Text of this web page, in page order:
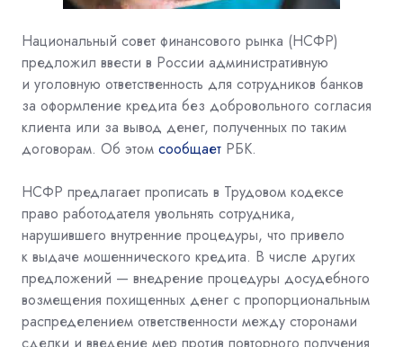
Национальный совет финансового рынка (НСФР)
предложил ввести в России административную
и уголовную ответственность для сотрудников банков
за оформление кредита без добровольного согласия
клиента или за вывод денег, полученных по таким
договорам. Об этом сообщает РБК.
НСФР предлагает прописать в Трудовом кодексе
право работодателя увольнять сотрудника,
нарушившего внутренние процедуры, что привело
к выдаче мошеннического кредита. В числе других
предложений — внедрение процедуры досудебного
возмещения похищенных денег с пропорциональным
распределением ответственности между сторонами